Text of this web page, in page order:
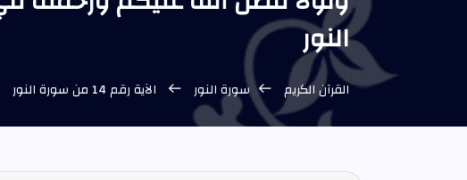
النور
القرآن الكريم سورة النور الآية رقم 14 من سورة النور